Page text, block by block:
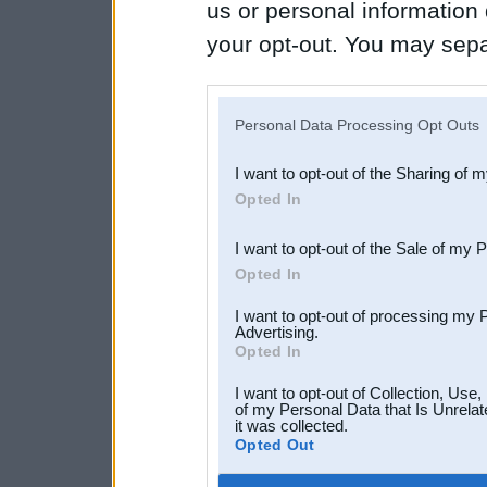
us or personal
your opt-out. You may
Downstream Participants
third parties.
Personal Data Processing Opt Outs
I want to opt-out of the Sharing of
Opted In
I want to opt-out of the Sale of my
Opted In
I want to opt-out of processing my
Advertising.
Opted In
I want to opt-out of Collection,
of my Personal Data that Is
it was collected.
Opted Out